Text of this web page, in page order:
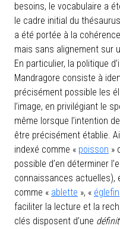
besoins, le vocabulaire a
le cadre initial du
a été portée à la
mais sans alignement sur
En particulier, la politique
Mandragore consiste à
précisément possible les
l’image, en privilégiant le
même lorsque l’intention
être précisément établie.
indexé comme « poisson »
possible d’en déterminer
connaissances actuelles),
comme « ablette », « églefin
faciliter la lecture et la
clés disposent d’une